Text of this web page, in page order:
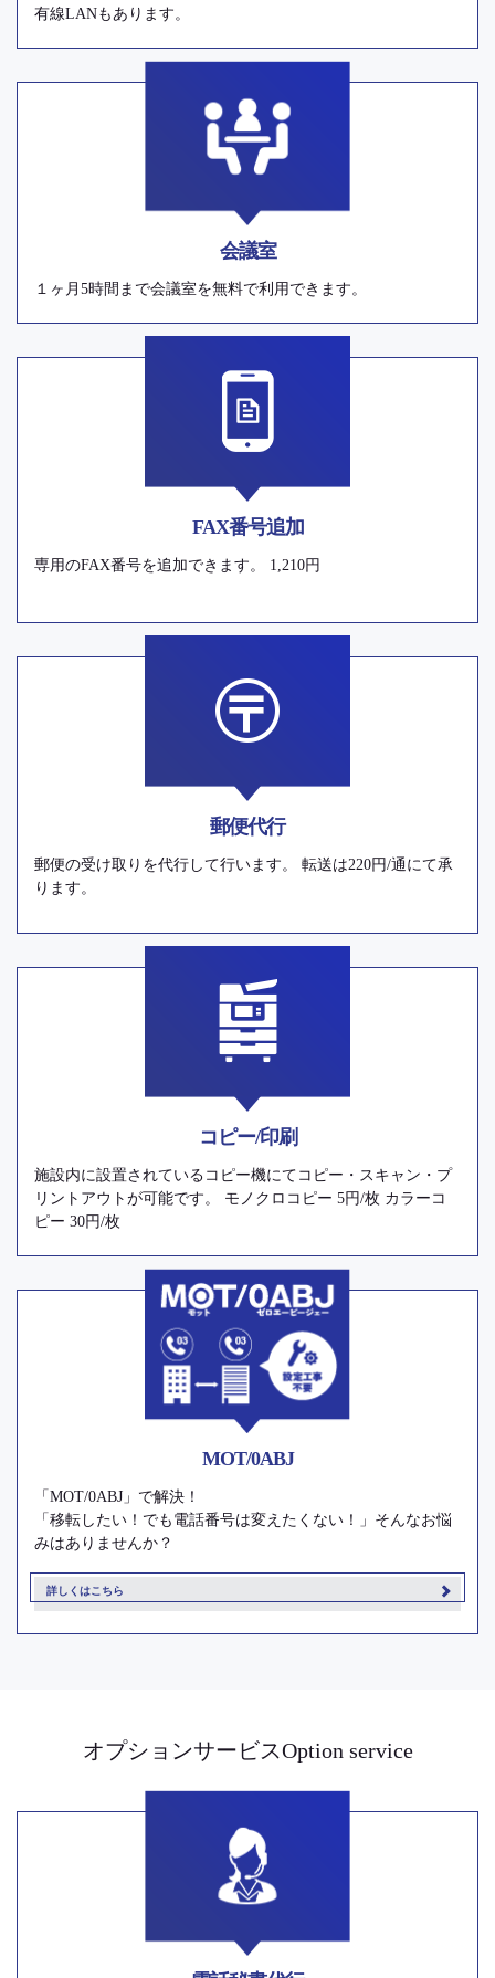
有線LANもあります。
会議室
１ヶ月5時間まで会議室を無料で利用できます。
FAX番号追加
専用のFAX番号を追加できます。 1,210円
郵便代行
郵便の受け取りを代行して行います。 転送は220円/通にて承
ります。
コピー/印刷
施設内に設置されているコピー機にてコピー・スキャン・プ
リントアウトが可能です。 モノクロコピー 5円/枚 カラーコ
ピー 30円/枚
MOT/0ABJ
「MOT/0ABJ」で解決！
「移転したい！でも電話番号は変えたくない！」そんなお悩
みはありませんか？
詳しくはこちら
オプションサービスOption service